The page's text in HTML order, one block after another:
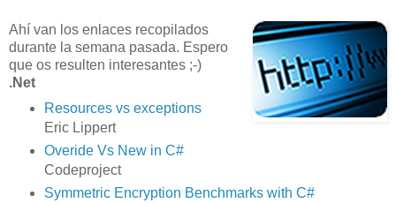
Ahí van los enlaces recopilados
durante la semana pasada. Espero
que os resulten interesantes ;-)
.Net
Resources vs exceptions
Eric Lippert
Overide Vs New in C#
Codeproject
Symmetric Encryption Benchmarks with C#